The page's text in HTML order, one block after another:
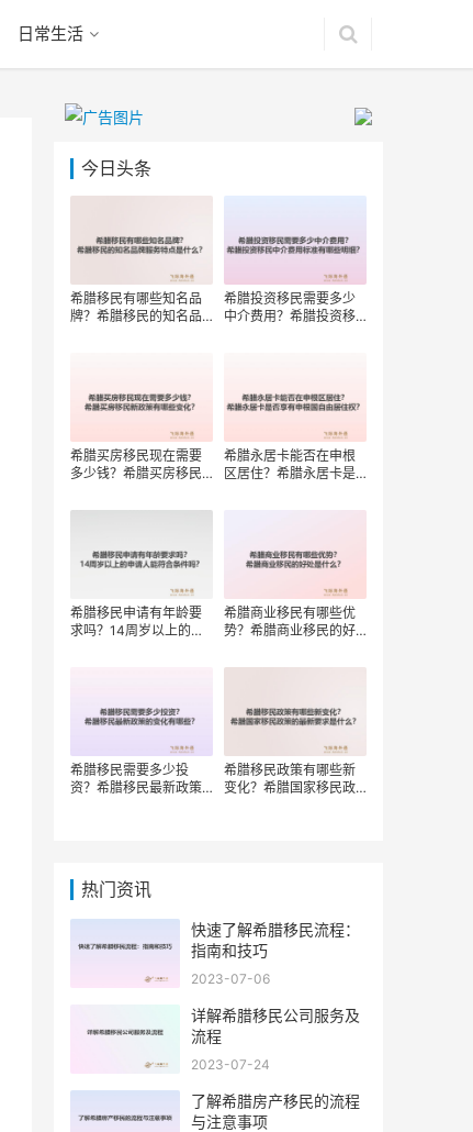
日常生活
今日头条
希腊移民有哪些知名品
牌？希腊移民的知名品
希腊投资移民需要多少
中介费用？希腊投资移
希腊买房移民现在需要
多少钱？希腊买房移民
希腊永居卡能否在申根
区居住？希腊永居卡是
希腊移民申请有年龄要
求吗？14周岁以上的申
希腊商业移民有哪些优
势？希腊商业移民的好
希腊移民需要多少投
资？希腊移民最新政策
希腊移民政策有哪些新
变化？希腊国家移民政
热门资讯
快速了解希腊移民流程：
指南和技巧
2023-07-06
详解希腊移民公司服务及
流程
2023-07-24
了解希腊房产移民的流程
与注意事项